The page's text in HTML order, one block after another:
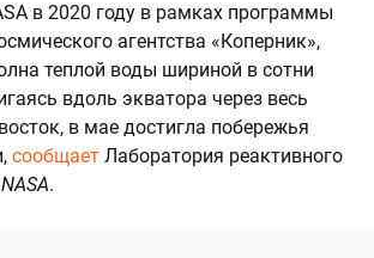
в 2020 году в рамках программы
агентства «Коперник»,
теплой воды шириной в сотни
вдоль экватора через весь
в мае достигла побережья
сообщает Лаборатория реактивного
NASA.